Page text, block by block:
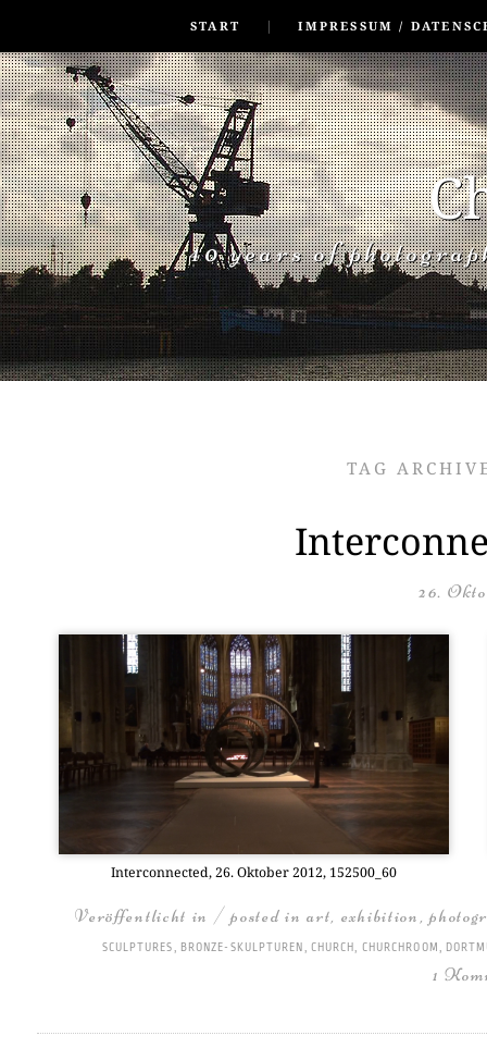
START
IMPRESSUM /
40 years of
TAG
26.
Inter­con­nec­ted, 26. Okto­ber 2012, 152500_60
Veröffentlicht in / posted inart, exhibition,
SCULPTURES, BRONZE-SKULPTUREN, CHURCH, CHURCHROOM,
1